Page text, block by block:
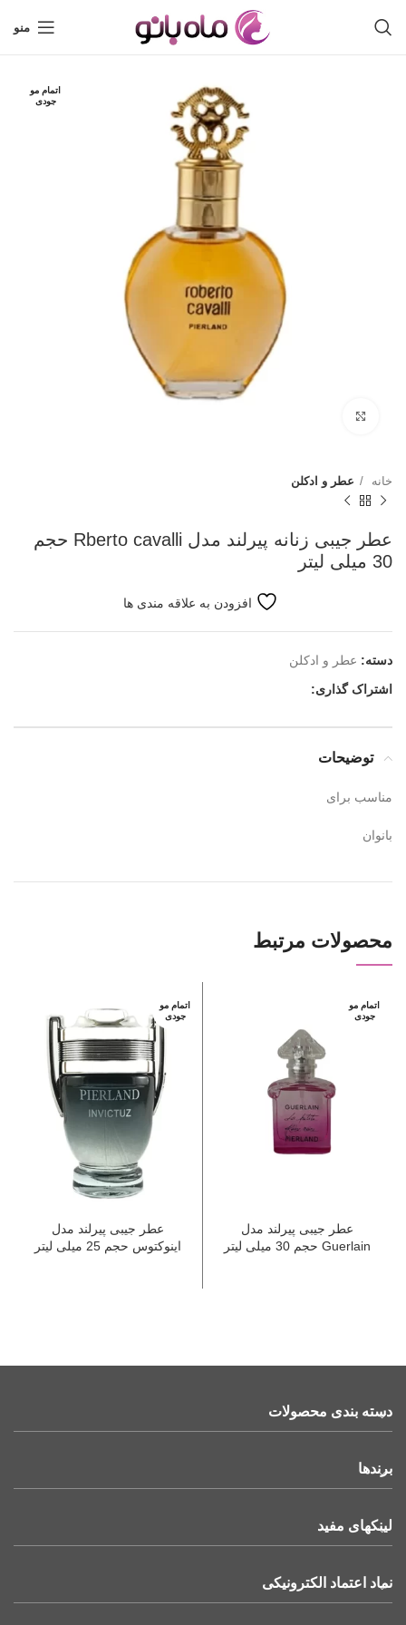
منو
اتمام مو
جودی
خانه عطر و ادکلن
عطر جیبی زنانه پیرلند مدل Rberto cavalli حجم
30 میلی لیتر
افزودن به علاقه مندی ها
دسته: عطر و ادکلن
اشتراک گذاری:
توضیحات
مناسب برای
بانوان
محصولات مرتبط
اتمام مو
جودی
عطر جیبی پیرلند مدل
Guerlain حجم 30 میلی لیتر
اتمام مو
جودی
عطر جیبی پیرلند مدل
اینوکتوس حجم 25 میلی لیتر
دسته بندی محصولات
برندها
لینکهای مفید
نماد اعتماد الکترونیکی